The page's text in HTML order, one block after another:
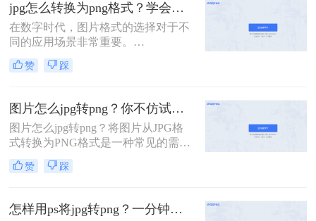
转换为PNG格式，以保留透明度或追
求无损压缩。那么jpg怎么转png呢？
下面，我们将介绍几种将JPG转换为
PNG格式的方法。
jpg怎么转换为png格式？学会这3种方法，轻松完成！
在数字时代，图片格式的选择对于不
同的应用场景非常重要。
JPEG（JPG）格式因其较小的文件大
小和良好的兼容性而广泛应用于网络
是需要透明背景或无损压缩时，PNG
格式更为合适。那么jpg怎么转换为
png格式呢？本文将介绍几种简单有
效的方法，帮助您轻松将JPG格式的
图片转换为PNG格式。
赞 踩
图片怎么jpg转png？你不仿试试这四个简单方法！
图片怎么jpg转png？将图片从JPG格
式转换为PNG格式是一种常见的需
求，因为PNG格式的文件通常具有更
高的质量和更广泛的适用性。下面介
赞 踩
怎样用ps将jpg转png？一分钟学会如何PS格式转换！